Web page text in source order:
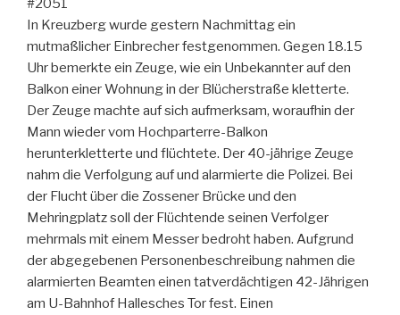
#2051
In Kreuzberg wurde gestern Nachmittag ein
mutmaßlicher Einbrecher festgenommen. Gegen 18.15
Uhr bemerkte ein Zeuge, wie ein Unbekannter auf den
Balkon einer Wohnung in der Blücherstraße kletterte.
Der Zeuge machte auf sich aufmerksam, woraufhin der
Mann wieder vom Hochparterre-Balkon
herunterkletterte und flüchtete. Der 40-jährige Zeuge
nahm die Verfolgung auf und alarmierte die Polizei. Bei
der Flucht über die Zossener Brücke und den
Mehringplatz soll der Flüchtende seinen Verfolger
mehrmals mit einem Messer bedroht haben. Aufgrund
der abgegebenen Personenbeschreibung nahmen die
alarmierten Beamten einen tatverdächtigen 42-Jährigen
am U-Bahnhof Hallesches Tor fest. Einen